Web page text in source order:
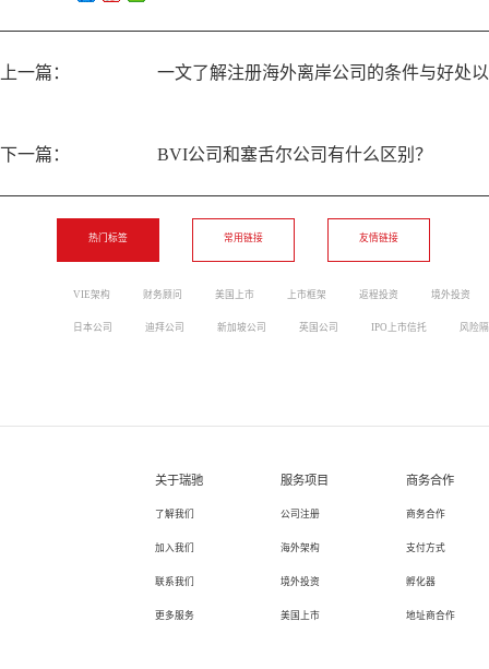
上一篇： 一文了解注册海外离岸公司的条件与好处
下一篇： BVI公司和塞舌尔公司有什么区别？
热门标签
VIE架构 财务顾问 美国上市 上市框架 返程投资 境外投资
日本公司 迪拜公司 新加坡公司 英国公司 IPO上市信托 风险
常用链接 友情链接
关于瑞驰
了解我们
加入我们
联系我们
更多服务
服务项目
公司注册
海外架构
境外投资
美国上市
商务合作
商务合作
支付方式
孵化器
地址商合作